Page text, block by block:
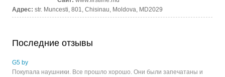
Адрес:str. Muncesti, 801, Chisinau, Moldova, MD2029
Последние отзывы
G5 by
Покупала наушники. Все прошло хорошо. Они были запечатаны и